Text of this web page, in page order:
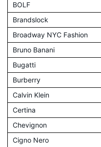
BOLF
Brandslock
Broadway NYC Fashion
Bruno Banani
Bugatti
Burberry
Calvin Klein
Certina
Chevignon
Cigno Nero